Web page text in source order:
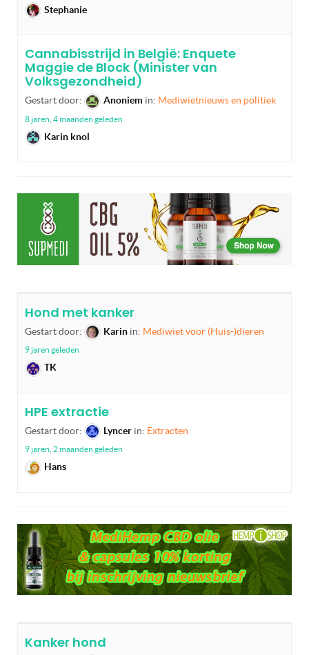
Stephanie
Cannabisstrijd in België: Enquete
Maggie de Block (Minister van
Volksgezondheid)
Gestart door: Anoniem in: Mediwietnieuws en politiek
8 jaren, 4 maanden geleden
Karin knol
Hond met kanker
Gestart door: Karin in: Mediwiet voor (Huis-)dieren
9 jaren geleden
TK
HPE extractie
Gestart door: Lyncer in: Extracten
9 jaren, 2 maanden geleden
Hans
Kanker hond